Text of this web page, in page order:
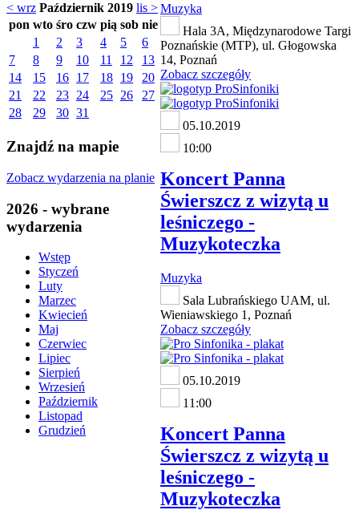
< wrz Październik 2019 lis >
pon wto śro czw pią sob nie
1
2 3 4 5
6
7
8 9 10 11 12
13
14
15 16 17 18 19
20
21
22 23 24 25 26
27
28
29 30 31
Znajdź na mapie
Zobacz wydarzenia na planie
2026 - wybrane
wydarzenia
Wstęp
Styczeń
Luty
Marzec
Kwiecień
Maj
Czerwiec
Lipiec
Sierpień
Wrzesień
Październik
Listopad
Grudzień
Muzyka
Hala 3A, Międzynarodowe Targi
Poznańskie (MTP), ul. Głogowska
14, Poznań
Zobacz szczegóły
05.10.2019
10:00
Koncert Panna
Świerszcz z wizytą u
leśniczego -
Muzykoteczka
Muzyka
Sala Lubrańskiego UAM, ul.
Wieniawskiego 1, Poznań
Zobacz szczegóły
05.10.2019
11:00
Koncert Panna
Świerszcz z wizytą u
leśniczego -
Muzykoteczka